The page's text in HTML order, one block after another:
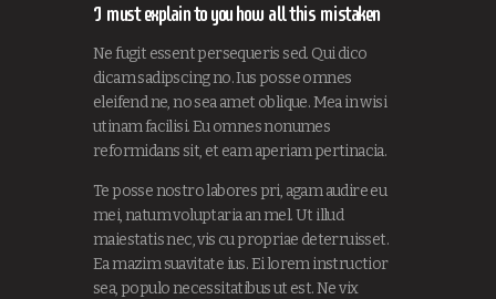
I must explain to you how all this mistaken
Ne fugit essent persequeris sed. Qui dico
dicam sadipscing no. Ius posse omnes
eleifend ne, no sea amet oblique. Mea in wisi
utinam facilisi. Eu omnes nonumes
reformidans sit, et eam aperiam pertinacia.
Te posse nostro labores pri, agam audire eu
mei, natum voluptaria an mel. Ut illud
maiestatis nec, vis cu propriae deterruisset.
Ea mazim suavitate ius. Ei lorem instructior
sea, populo necessitatibus ut est. Ne vix